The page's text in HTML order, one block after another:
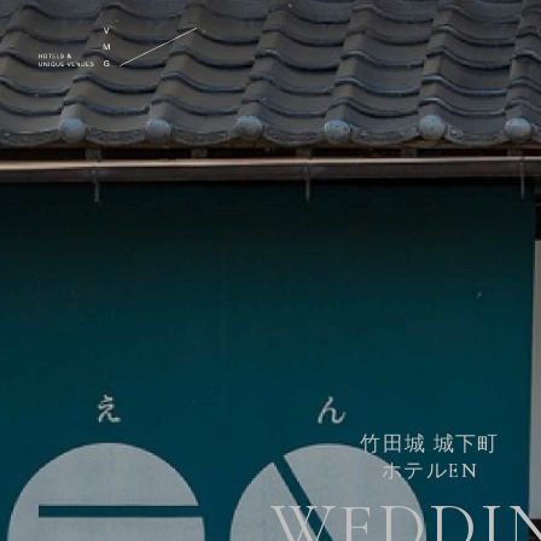
竹田城 城下町
ホテルEN